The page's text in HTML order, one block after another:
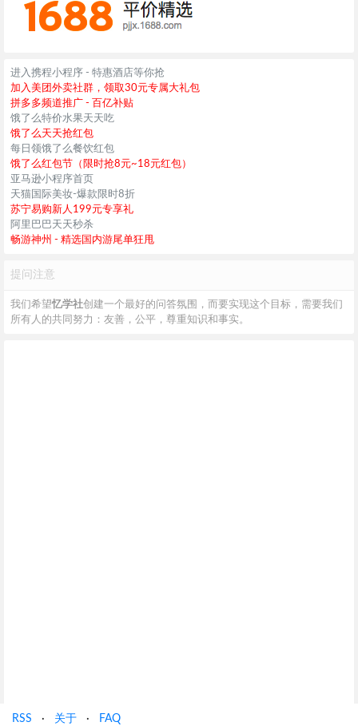
进入携程小程序 - 特惠酒店等你抢
加入美团外卖社群，领取30元专属大礼包
拼多多频道推广 - 百亿补贴
饿了么特价水果天天吃
饿了么天天抢红包
每日领饿了么餐饮红包
饿了么红包节（限时抢8元~18元红包）
亚马逊小程序首页
天猫国际美妆-爆款限时8折
苏宁易购新人199元专享礼
阿里巴巴天天秒杀
畅游神州 - 精选国内游尾单狂甩
提问注意
我们希望忆学社创建一个最好的问答氛围，而要实现这个目标，需要我们
所有人的共同努力：友善，公平，尊重知识和事实。
RSS · 关于 · FAQ